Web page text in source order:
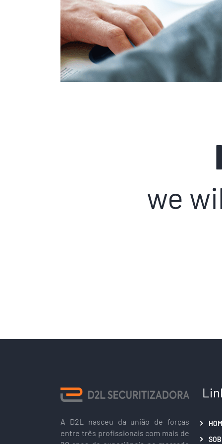
we
A D2L nasceu da união de forças
entre três profissionais com mais de